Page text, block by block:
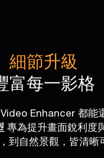
細節升級
富每一影格
Enhancer 都能
專為提升畫面銳利度
到自然景觀，皆清晰